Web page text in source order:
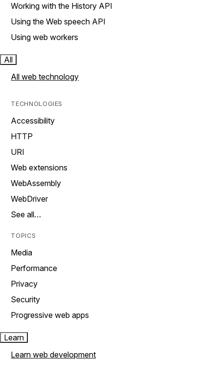
Working with the History API
Using the Web speech API
Using web workers
All
All web technology
TECHNOLOGIES
Accessibility
HTTP
URI
Web extensions
WebAssembly
WebDriver
See all…
TOPICS
Media
Performance
Privacy
Security
Progressive web apps
Learn
Learn web development